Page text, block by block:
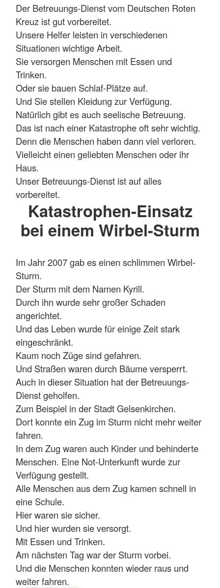
Der Betreuungs-Dienst vom Deutschen Roten
Kreuz ist gut vorbereitet.
Unsere Helfer leisten in verschiedenen
Situationen wichtige Arbeit.
Sie versorgen Menschen mit Essen und
Trinken.
Oder sie bauen Schlaf-Plätze auf.
Und Sie stellen Kleidung zur Verfügung.
Natürlich gibt es auch seelische Betreuung.
Das ist nach einer Katastrophe oft sehr wichtig.
Denn die Menschen haben dann viel verloren.
Vielleicht einen geliebten Menschen oder ihr
Haus.
Unser Betreuungs-Dienst ist auf alles
vorbereitet.
Katastrophen-Einsatz
bei einem Wirbel-Sturm
Im Jahr 2007 gab es einen schlimmen Wirbel-
Sturm.
Der Sturm mit dem Namen Kyrill.
Durch ihn wurde sehr großer Schaden
angerichtet.
Und das Leben wurde für einige Zeit stark
eingeschränkt.
Kaum noch Züge sind gefahren.
Und Straßen waren durch Bäume versperrt.
Auch in dieser Situation hat der Betreuungs-
Dienst geholfen.
Zum Beispiel in der Stadt Gelsenkirchen.
Dort konnte ein Zug im Sturm nicht mehr weiter
fahren.
In dem Zug waren auch Kinder und behinderte
Menschen. Eine Not-Unterkunft wurde zur
Verfügung gestellt.
Alle Menschen aus dem Zug kamen schnell in
eine Schule.
Hier waren sie sicher.
Und hier wurden sie versorgt.
Mit Essen und Trinken.
Am nächsten Tag war der Sturm vorbei.
Und die Menschen konnten wieder raus und
weiter fahren.